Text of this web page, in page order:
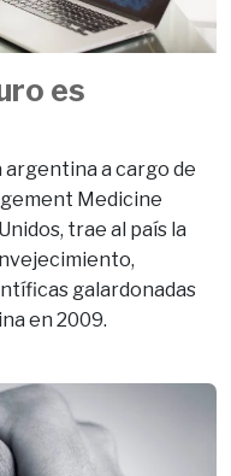
es
argentina a cargo de
Medicine
trae al país la
galardonadas
en 2009.